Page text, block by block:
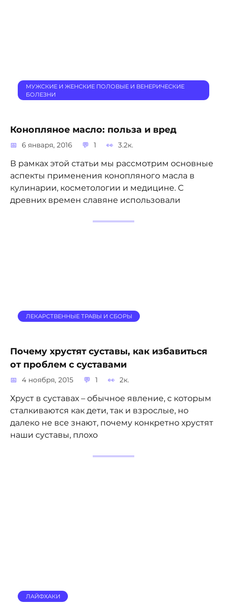
МУЖСКИЕ И ЖЕНСКИЕ ПОЛОВЫЕ И ВЕНЕРИЧЕСКИЕ
БОЛЕЗНИ
Конопляное масло: польза и вред
6 января, 2016 1 3.2к.
В рамках этой статьи мы рассмотрим основные
аспекты применения конопляного масла в
кулинарии, косметологии и медицине. С
древних времен славяне использовали
ЛЕКАРСТВЕННЫЕ ТРАВЫ И СБОРЫ
Почему хрустят суставы, как избавиться
от проблем с суставами
4 ноября, 2015 1 2к.
Хруст в суставах – обычное явление, с которым
сталкиваются как дети, так и взрослые, но
далеко не все знают, почему конкретно хрустят
наши суставы, плохо
ЛАЙФХАКИ